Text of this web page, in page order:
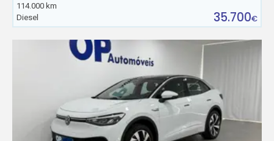
114.000 km
Diesel
35.700€